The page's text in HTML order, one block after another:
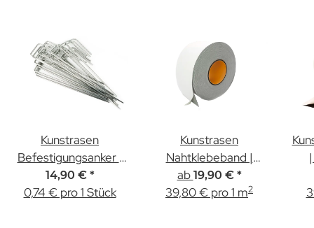
Kunstrasen
Befestigungsanker |
20 Stück
14,90 € *
0,74 € pro 1 Stück
Kunstrasen
Nahtklebeband |
Einseitig | 5,00m &
15,00m Länge
ab 19,90 € *
39,80 € pro 1 m2